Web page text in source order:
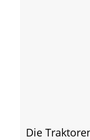
Die